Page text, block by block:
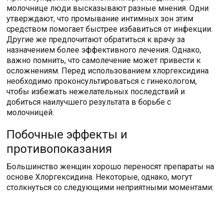
молочнице люди высказывают разные мнения. Одни
утверждают, что промывание интимных зон этим
средством помогает быстрее избавиться от инфекции.
Другие же предпочитают обратиться к врачу за
назначением более эффективного лечения. Однако,
важно помнить, что самолечение может привести к
осложнениям. Перед использованием хлоргексидина
необходимо проконсультироваться с гинекологом,
чтобы избежать нежелательных последствий и
добиться наилучшего результата в борьбе с
молочницей.
Побочные эффекты и
противопоказания
Большинство женщин хорошо переносят препараты на
основе Хлоргексидина. Некоторые, однако, могут
столкнуться со следующими неприятными моментами: